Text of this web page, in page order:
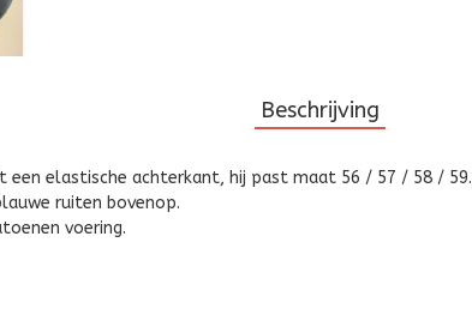
Beschrijving
elastische achterkant, hij past maat 56 / 57 / 58 / 59.
ruiten bovenop.
voering.